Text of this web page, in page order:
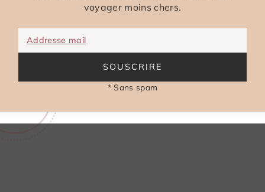
voyager moins chers.
Addresse mail
SOUSCRIRE
* Sans spam